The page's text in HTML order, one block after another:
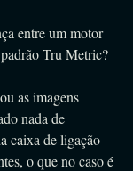
entre um motor
Tru Metric?
as imagens
nada de
caixa de ligação
o que no caso é